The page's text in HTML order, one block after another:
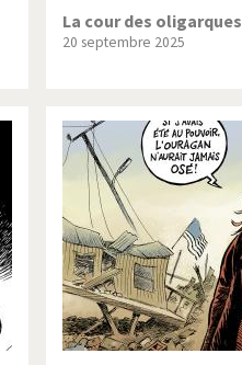
suisse en Libye
virus
La cour des oligarques
20 septembre 2025